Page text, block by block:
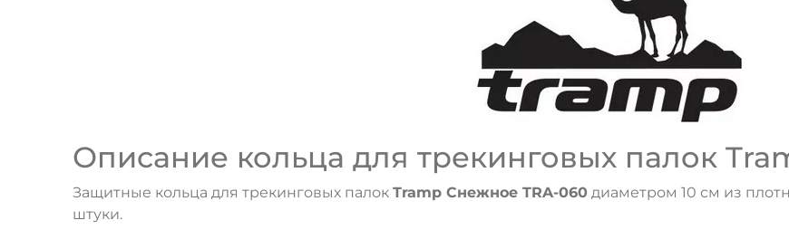
Описание кольца для трекинговых палок
Защитные кольца для трекинговых палок Tramp Снежное TRA-060 диаметром 10 см из
штуки.
ДА НЕТ